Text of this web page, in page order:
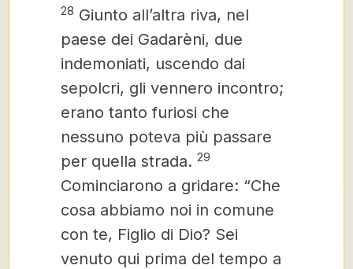
28 Giunto all’altra riva, nel
paese dei Gadarèni, due
indemoniati, uscendo dai
sepolcri, gli vennero incontro;
erano tanto furiosi che
nessuno poteva più passare
per quella strada. 29
Cominciarono a gridare: “Che
cosa abbiamo noi in comune
con te, Figlio di Dio? Sei
venuto qui prima del tempo a